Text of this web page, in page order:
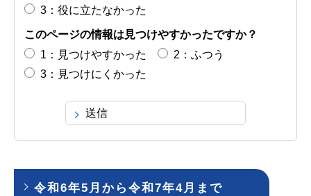
3：役に立たなかった
このページの情報は見つけやすかったですか？
1：見つけやすかった
2：ふつう
3：見つけにくかった
令和6年5月から令和7年4月まで